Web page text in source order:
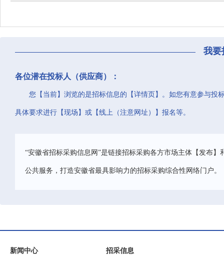
我要
各位潜在投标人（供应商）：
您【当前】浏览的是招标信息的【详情页】。如您有意参与投
具体要求进行【现场】或【线上（注意网址）】报名等。
“安徽省招标采购信息网”是链接招标采购各方市场主体【发布
公共服务，打造安徽省最具影响力的招标采购综合性网络门户。
新闻中心
招采信息